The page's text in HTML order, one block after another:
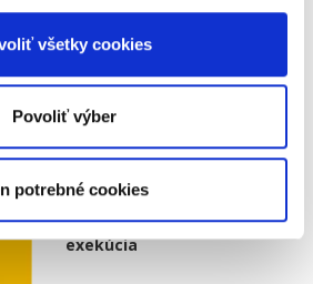
všetky cookies
Povoliť výber
potrebné cookies
práva procesného
krok smerom k
mnohých smeroch nová
procesu, sa dotkla aj...
Nepeňažná
exekúcia